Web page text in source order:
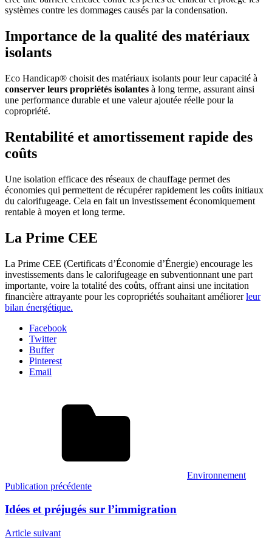
systèmes contre les dommages causés par la condensation.
Importance de la qualité des matériaux
isolants
Eco Handicap® choisit des matériaux isolants pour leur capacité à
conserver leurs propriétés isolantes à long terme, assurant ainsi
une performance durable et une valeur ajoutée réelle pour la
copropriété.
Rentabilité et amortissement rapide des
coûts
Une isolation efficace des réseaux de chauffage permet des
économies qui permettent de récupérer rapidement les coûts initiaux
du calorifugeage. Cela en fait un investissement économiquement
rentable à moyen et long terme.
La Prime CEE
La Prime CEE (Certificats d’Économie d’Énergie) encourage les
investissements dans le calorifugeage en subventionnant une part
importante, voire la totalité des coûts, offrant ainsi une incitation
financière attrayante pour les copropriétés souhaitant améliorerleur
bilan énergétique.
Facebook
Twitter
Buffer
Pinterest
Email
Environnement
Navigation
de
l’article
Publication précédente
Idées et préjugés sur l’immigration
Article suivant